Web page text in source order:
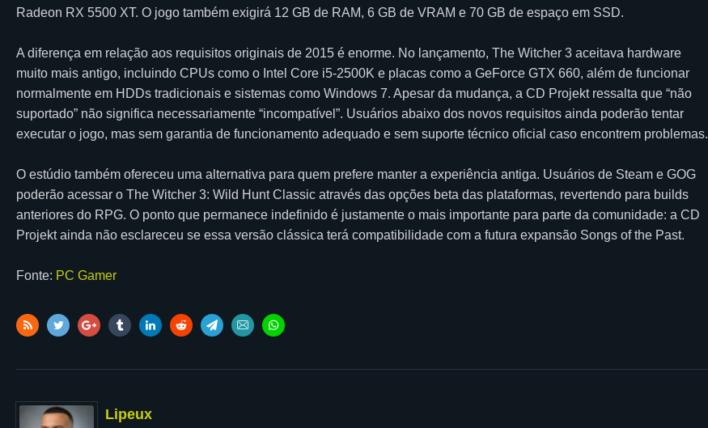
Radeon RX 5500 XT. O jogo também exigirá 12 GB de RAM, 6 GB de VRAM e 70 GB de espaço em SSD.
A diferença em relação aos requisitos originais de 2015 é enorme. No lançamento, The Witcher 3 aceitava hardware
muito mais antigo, incluindo CPUs como o Intel Core i5-2500K e placas como a GeForce GTX 660, além de funcionar
normalmente em HDDs tradicionais e sistemas como Windows 7. Apesar da mudança, a CD Projekt ressalta que “não
suportado” não significa necessariamente “incompatível”. Usuários abaixo dos novos requisitos ainda poderão tentar
executar o jogo, mas sem garantia de funcionamento adequado e sem suporte técnico oficial caso encontrem problemas.
O estúdio também ofereceu uma alternativa para quem prefere manter a experiência antiga. Usuários de Steam e GOG
poderão acessar o The Witcher 3: Wild Hunt Classic através das opções beta das plataformas, revertendo para builds
anteriores do RPG. O ponto que permanece indefinido é justamente o mais importante para parte da comunidade: a CD
Projekt ainda não esclareceu se essa versão clássica terá compatibilidade com a futura expansão Songs of the Past.
Fonte: PC Gamer
Lipeux